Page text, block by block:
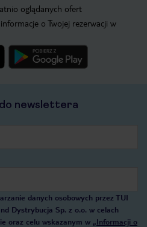
oglądanych ofert
o Twojej rezerwacji w
newslettera
danych osobowych przez TUI
Dystrybucja Sp. z o.o. w celach
oraz celu wskazanym w „Informacji o